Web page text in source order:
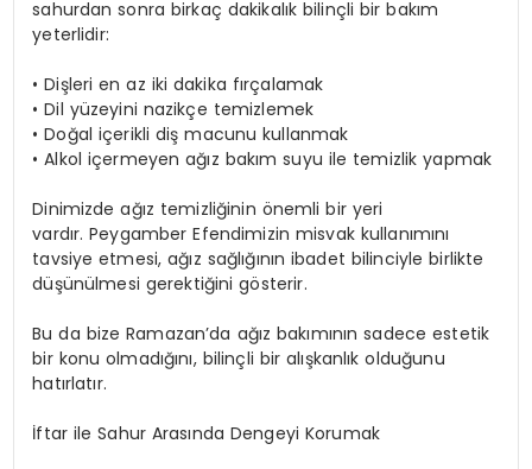
sahurdan sonra birkaç dakikalık bilinçli bir bakım
yeterlidir:
• Dişleri en az iki dakika fırçalamak
• Dil yüzeyini nazikçe temizlemek
• Doğal içerikli diş macunu kullanmak
• Alkol içermeyen ağız bakım suyu ile temizlik yapmak
Dinimizde ağız temizliğinin önemli bir yeri
vardır. Peygamber Efendimizin misvak kullanımını
tavsiye etmesi, ağız sağlığının ibadet bilinciyle birlikte
düşünülmesi gerektiğini gösterir.
Bu da bize Ramazan’da ağız bakımının sadece estetik
bir konu olmadığını, bilinçli bir alışkanlık olduğunu
hatırlatır.
İftar ile Sahur Arasında Dengeyi Korumak